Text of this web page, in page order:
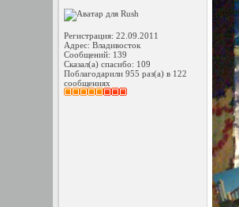
Регистрация: 22.09.2011
Адрес: Владивосток
Сообщений: 139
Сказал(а) спасибо: 109
Поблагодарили 955 раз(а) в 122
сообщениях